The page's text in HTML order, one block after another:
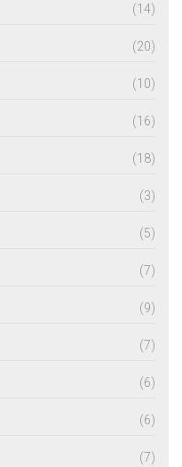
(14)
(20)
(10)
(16)
(18)
(3)
(5)
(7)
(9)
(7)
(6)
(6)
(7)